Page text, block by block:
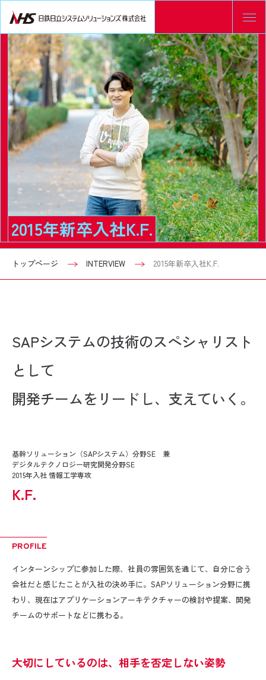
2015年新卒入社K.F.
トップページ INTERVIEW 2015年新卒入社K.F.
SAPシステムの技術のスペシャリスト
として
開発チームをリードし、支えていく。
基幹ソリューション（SAPシステム）分野SE 兼
デジタルテクノロジー研究開発分野SE
2015年入社 情報工学専攻
K.F.
PROFILE
インターンシップに参加した際、社員の雰囲気を通じて、自分に合う
会社だと感じたことが入社の決め手に。SAPソリューション分野に携
わり、現在はアプリケーションアーキテクチャーの検討や提案、開発
チームのサポートなどに携わる。
大切にしているのは、相手を否定しない姿勢